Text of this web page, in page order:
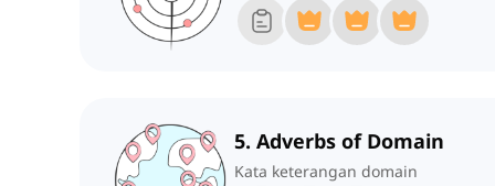
5. Adverbs of Domain
Kata keterangan domain